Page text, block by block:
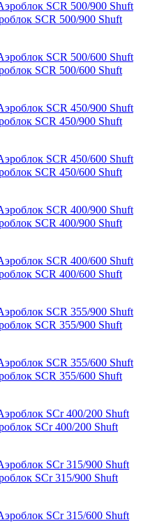
SСR 500/900 Shuft
SСR 500/600 Shuft
SСR 450/900 Shuft
SСR 450/600 Shuft
SСR 400/900 Shuft
SСR 400/600 Shuft
SСR 355/900 Shuft
SСR 355/600 Shuft
SCr 400/200 Shuft
SCr 315/900 Shuft